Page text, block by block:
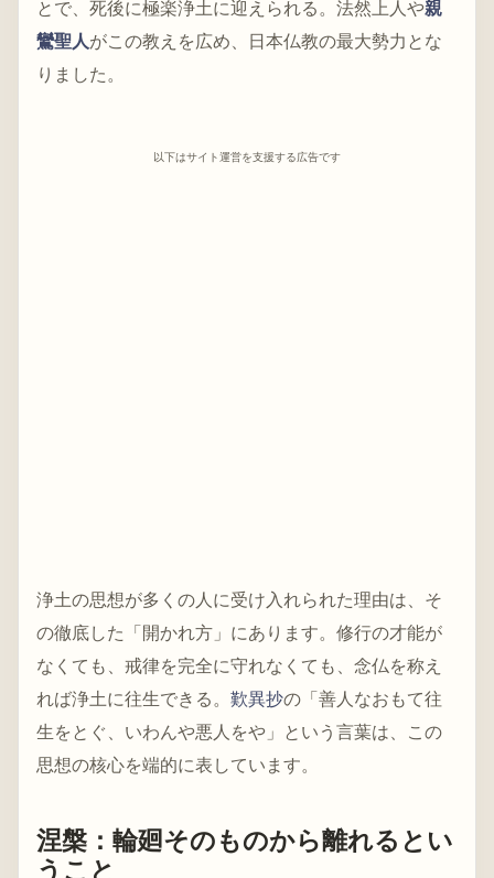
とで、死後に極楽浄土に迎えられる。法然上人や親
鸞聖人がこの教えを広め、日本仏教の最大勢力とな
りました。
以下はサイト運営を支援する広告です
浄土の思想が多くの人に受け入れられた理由は、そ
の徹底した「開かれ方」にあります。修行の才能が
なくても、戒律を完全に守れなくても、念仏を称え
れば浄土に往生できる。 歎異抄の「善人なおもて往
生をとぐ、いわんや悪人をや」という言葉は、この
思想の核心を端的に表しています。
涅槃：輪廻そのものから離れるとい
うこと